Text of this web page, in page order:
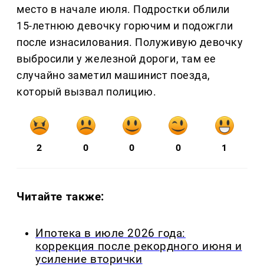
место в начале июля. Подростки облили
15-летнюю девочку горючим и подожгли
после изнасилования. Полуживую девочку
выбросили у железной дороги, там ее
случайно заметил машинист поезда,
который вызвал полицию.
2 0 0 0 1
Читайте также:
Ипотека в июле 2026 года:
коррекция после рекордного июня и
усиление вторички